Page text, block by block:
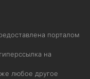
порталом
на
любое другое